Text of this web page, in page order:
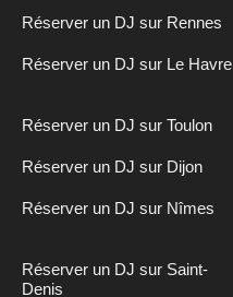
Réserver un DJ sur Rennes
Réserver un DJ sur Le Havre
Réserver un DJ sur Toulon
Réserver un DJ sur Dijon
Réserver un DJ sur Nîmes
Réserver un DJ sur Saint-
Denis